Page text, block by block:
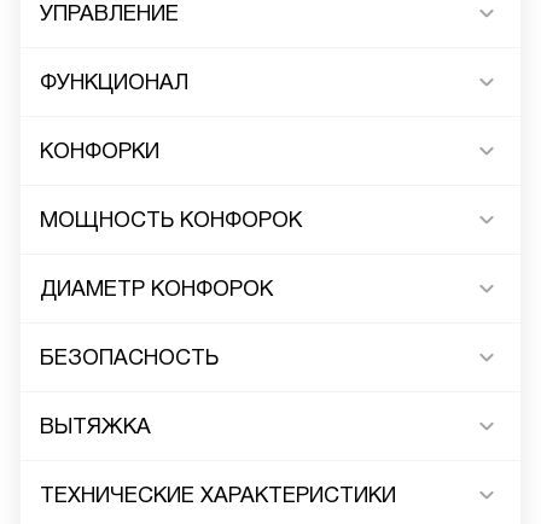
УПРАВЛЕНИЕ
ФУНКЦИОНАЛ
КОНФОРКИ
МОЩНОСТЬ КОНФОРОК
ДИАМЕТР КОНФОРОК
БЕЗОПАСНОСТЬ
ВЫТЯЖКА
ТЕХНИЧЕСКИЕ ХАРАКТЕРИСТИКИ